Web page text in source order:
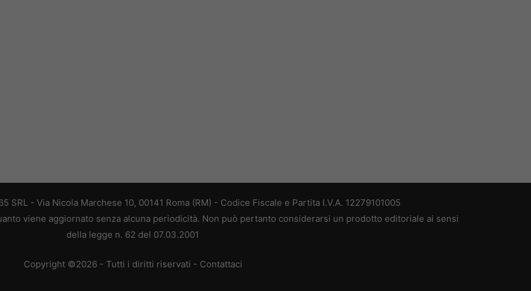
SRL - Via Nicola Marchese 10, 00141 Roma (RM) - Codice Fiscale e Partita I.V.A. 12279101005
viene aggiornato senza alcuna periodicità. Non può pertanto considerarsi un prodotto editoriale ai sensi
della legge n. 62 del 07.03.2001
Copyright ©2026 - Tutti i diritti riservati - Contattaci